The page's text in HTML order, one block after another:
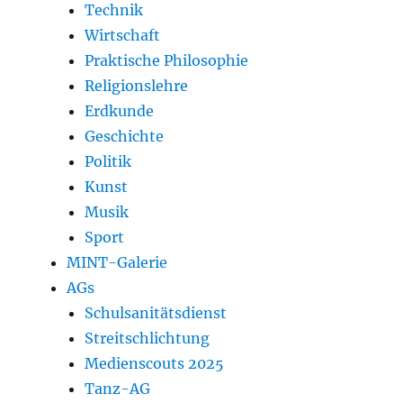
Technik
Wirtschaft
Praktische Philosophie
Religionslehre
Erdkunde
Geschichte
Politik
Kunst
Musik
Sport
MINT-Galerie
AGs
Schulsanitätsdienst
Streitschlichtung
Medienscouts 2025
Tanz-AG